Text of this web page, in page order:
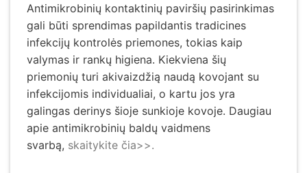
Antimikrobinių kontaktinių paviršių pasirinkimas
gali būti sprendimas papildantis tradicines
infekcijų kontrolės priemones, tokias kaip
valymas ir rankų higiena. Kiekviena šių
priemonių turi akivaizdžią naudą kovojant su
infekcijomis individualiai, o kartu jos yra
galingas derinys šioje sunkioje kovoje. Daugiau
apie antimikrobinių baldų vaidmens
svarbą, skaitykite čia>>.